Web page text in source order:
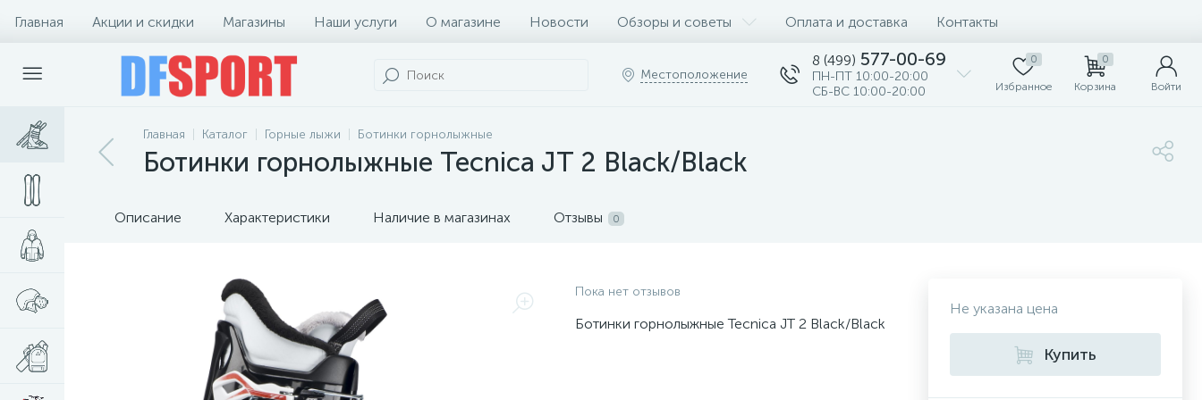
Главная Акции и скидки Магазины Наши услуги О магазине Новости Обзоры и советы Оплата и доставка Контакты
Местоположение
8 (499) 577-00-69
ПН-ПТ 10:00-20:00
СБ-ВС 10:00-20:00
0
Избранное
0
Корзина Войти
Главная Каталог Горные лыжи Ботинки горнолыжные
Ботинки горнолыжные Tecnica JT 2 Black/Black
Описание Характеристики Наличие в магазинах Отзывы 0
Пока нет отзывов
Ботинки горнолыжные Tecnica JT 2 Black/Black
Не указана цена
Купить